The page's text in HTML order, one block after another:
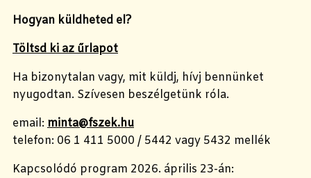
Hogyan küldheted el?
Töltsd ki az űrlapot
Ha bizonytalan vagy, mit küldj, hívj bennünket
nyugodtan. Szívesen beszélgetünk róla.
email: minta@fszek.hu
telefon: 06 1 411 5000 / 5442 vagy 5432 mellék
Kapcsolódó program 2026. április 23-án: